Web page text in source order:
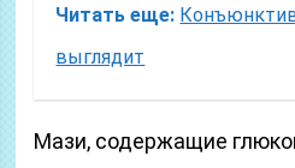
Читать еще:
выглядит
Мази, содержащие